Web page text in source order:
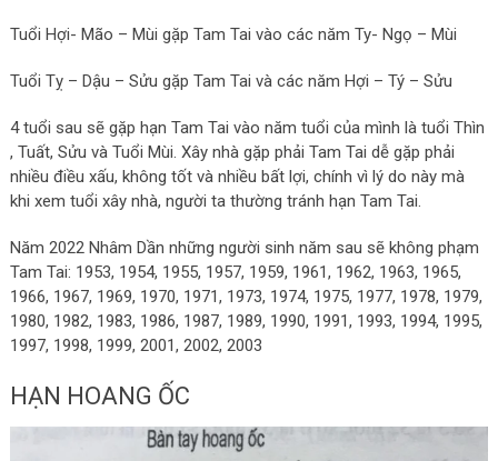
Tuổi Hợi- Mão – Mùi gặp Tam Tai vào các năm Ty- Ngọ – Mùi
Tuổi Tỵ – Dậu – Sửu gặp Tam Tai và các năm Hợi – Tý – Sửu
4 tuổi sau sẽ gặp hạn Tam Tai vào năm tuổi của mình là tuổi Thìn
, Tuất, Sửu và Tuổi Mùi. Xây nhà gặp phải Tam Tai dễ gặp phải
nhiều điều xấu, không tốt và nhiều bất lợi, chính vì lý do này mà
khi xem tuổi xây nhà, người ta thường tránh hạn Tam Tai.
Năm 2022 Nhâm Dần những người sinh năm sau sẽ không phạm
Tam Tai: 1953, 1954, 1955, 1957, 1959, 1961, 1962, 1963, 1965,
1966, 1967, 1969, 1970, 1971, 1973, 1974, 1975, 1977, 1978, 1979,
1980, 1982, 1983, 1986, 1987, 1989, 1990, 1991, 1993, 1994, 1995,
1997, 1998, 1999, 2001, 2002, 2003
HẠN HOANG ỐC